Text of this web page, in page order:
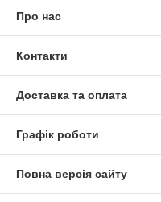
Про нас
Контакти
Доставка та оплата
Графік роботи
Повна версія сайту